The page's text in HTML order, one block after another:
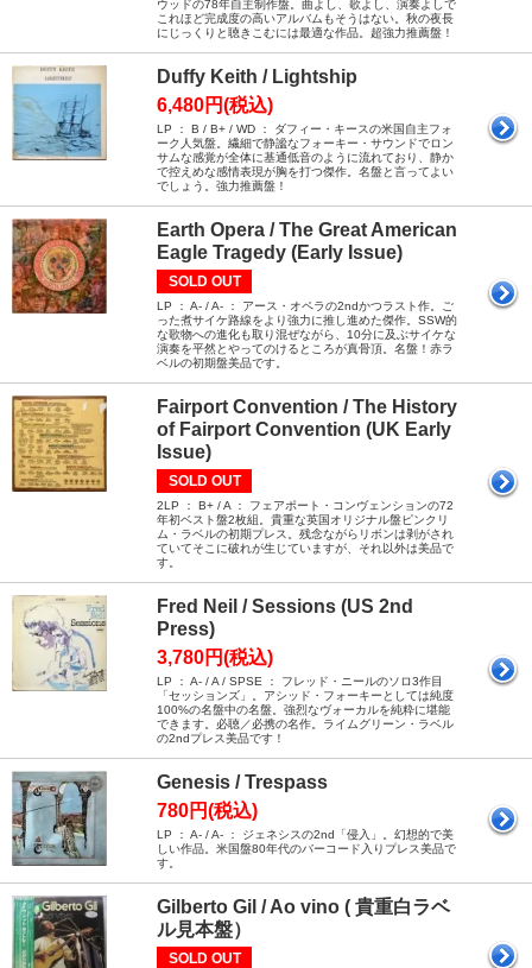
ウッドの78年自主制作盤。曲よし、歌よし、演奏よしで
これほど完成度の高いアルバムもそうはない。秋の夜長
にじっくりと聴きこむには最適な作品。超強力推薦盤！
Duffy Keith / Lightship
6,480円(税込)
LP ： B / B+ / WD ： ダフィー・キースの米国自主フォ
ーク人気盤。繊細で静謐なフォーキー・サウンドでロン
サムな感覚が全体に基通低音のように流れており、静か
で控えめな感情表現が胸を打つ傑作。名盤と言ってよい
でしょう。強力推薦盤！
Earth Opera / The Great American
Eagle Tragedy (Early Issue)
SOLD OUT
LP ： A- / A- ： アース・オペラの2ndかつラスト作。ご
った煮サイケ路線をより強力に推し進めた傑作。SSW的
な歌物への進化も取り混ぜながら、10分に及ぶサイケな
演奏を平然とやってのけるところが真骨頂。名盤！赤ラ
ベルの初期盤美品です。
Fairport Convention / The History
of Fairport Convention (UK Early
Issue)
SOLD OUT
2LP ： B+ / A ： フェアポート・コンヴェンションの72
年初ベスト盤2枚組。貴重な英国オリジナル盤ピンクリ
ム・ラベルの初期プレス。残念ながらリボンは剥がされ
ていてそこに破れが生じていますが、それ以外は美品で
す。
Fred Neil / Sessions (US 2nd
Press)
3,780円(税込)
LP ： A- / A / SPSE ： フレッド・ニールのソロ3作目
「セッションズ」。アシッド・フォーキーとしては純度
100%の名盤中の名盤。強烈なヴォーカルを純粋に堪能
できます。必聴／必携の名作。ライムグリーン・ラベル
の2ndプレス美品です！
Genesis / Trespass
780円(税込)
LP ： A- / A- ： ジェネシスの2nd「侵入」。幻想的で美
しい作品。米国盤80年代のバーコード入りプレス美品で
す。
Gilberto Gil / Ao vino ( 貴重白ラベ
ル見本盤）
SOLD OUT